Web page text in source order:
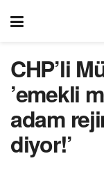
CHP’li
’emekli
adam
diyor!’